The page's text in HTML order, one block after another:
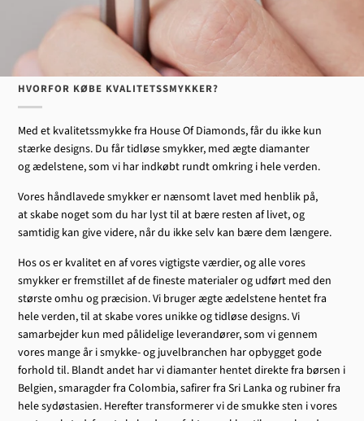
HVORFOR KØBE KVALITETSSMYKKER?
Med et kvalitetssmykke fra House Of Diamonds, får du ikke kun
stærke designs. Du får tidløse smykker, med ægte diamanter
og ædelstene, som vi har indkøbt rundt omkring i hele verden.
Vores håndlavede smykker er nænsomt lavet med henblik på,
at skabe noget som du har lyst til at bære resten af livet, og
samtidig kan give videre, når du ikke selv kan bære dem længere.
Hos os er kvalitet en af vores vigtigste værdier, og alle vores
smykker er fremstillet af de fineste materialer og udført med den
største omhu og præcision. Vi bruger ægte ædelstene hentet fra
hele verden, til at skabe vores unikke og tidløse designs. Vi
samarbejder kun med pålidelige leverandører, som vi gennem
vores mange år i smykke- og juvelbranchen har opbygget gode
forhold til. Blandt andet har vi diamanter hentet direkte fra børsen i
Belgien, smaragder fra Colombia, safirer fra Sri Lanka og rubiner fra
hele sydøstasien. Herefter transformerer vi de smukke sten i vores